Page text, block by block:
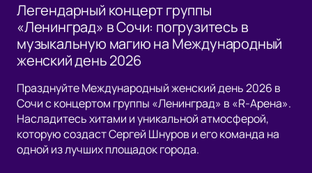
Легендарный концерт группы
«Ленинград» в Сочи: погрузитесь в
музыкальную магию на Международный
женский день 2026
Празднуйте Международный женский день 2026 в
Сочи с концертом группы «Ленинград» в «R-Арена».
Насладитесь хитами и уникальной атмосферой,
которую создаст Сергей Шнуров и его команда на
одной из лучших площадок города.